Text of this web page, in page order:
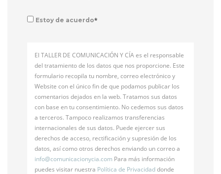
Estoy de acuerdo*
El TALLER DE COMUNICACIÓN Y CÍA es el responsable
del tratamiento de los datos que nos proporcione. Este
formulario recopila tu nombre, correo electrónico y
Website con el único fin de que podamos publicar los
comentarios dejados en la web. Tratamos sus datos
con base en tu consentimiento. No cedemos sus datos
a terceros. Tampoco realizamos transferencias
internacionales de sus datos. Puede ejercer sus
derechos de acceso, rectificación y supresión de los
datos, así como otros derechos enviando un correo a
info@comunicacionycia.com Para más información
puedes visitar nuestra Política de Privacidaddonde